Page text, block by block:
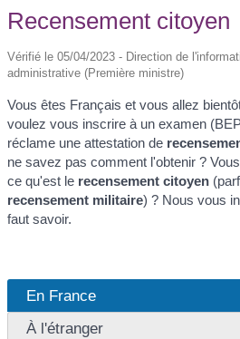
Recensement citoyen
Vérifié le 05/04/2023 - Direction de
administrative (Première ministre)
Vous êtes Français et vous allez
voulez vous inscrire à un examen
réclame une attestation de
ne savez pas comment l'obtenir ?
ce qu'est le recensement citoyen
recensement militaire) ? Nous vous
faut savoir.
En France
À l'étranger